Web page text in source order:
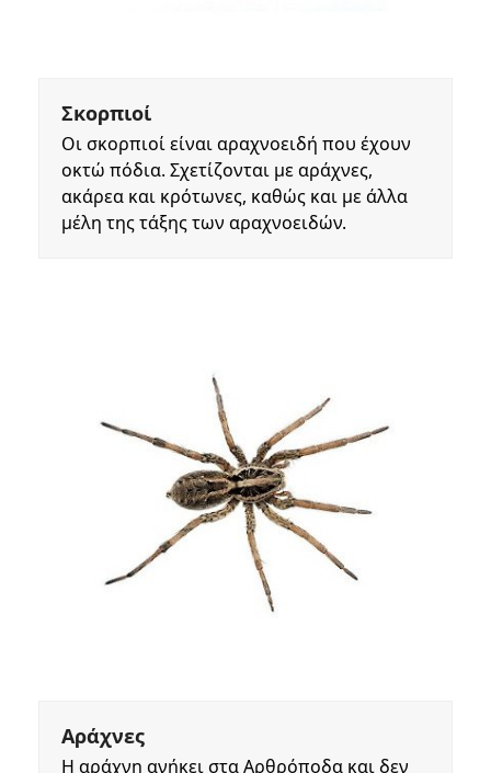
Σκορπιοί
Οι σκορπιοί είναι αραχνοειδή που έχουν
οκτώ πόδια. Σχετίζονται με αράχνες,
ακάρεα και κρότωνες, καθώς και με άλλα
μέλη της τάξης των αραχνοειδών.
Αράχνες
Η αράχνη ανήκει στα Αρθρόποδα και δεν